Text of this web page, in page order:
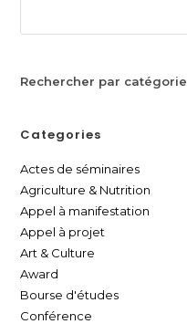
Rechercher par catégorie
Categories
Actes de séminaires
Agriculture & Nutrition
Appel à manifestation
Appel à projet
Art & Culture
Award
Bourse d'études
Conférence